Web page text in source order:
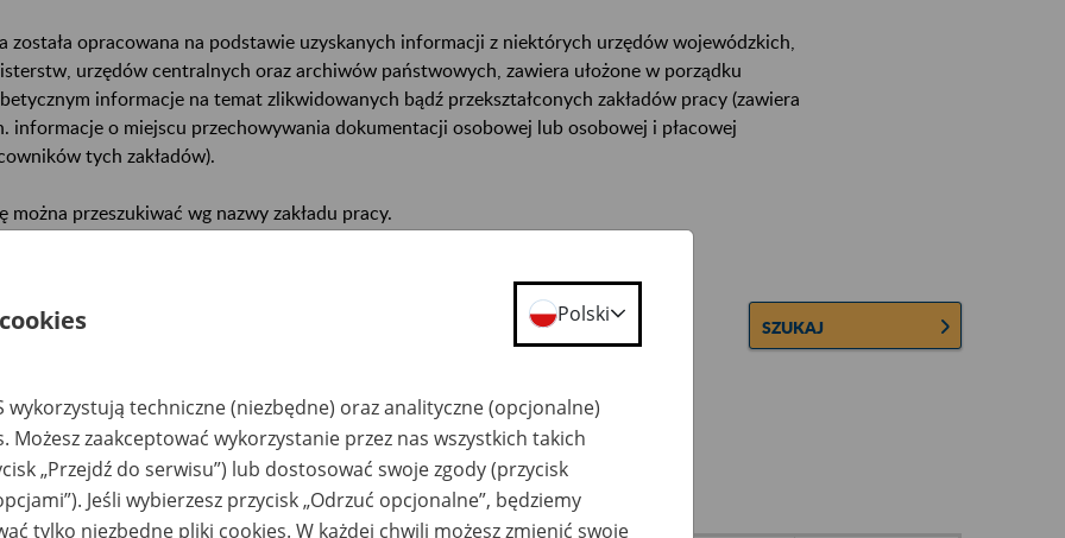
została opracowana na podstawie uzyskanych informacji z niektórych urzędów wojewódzkich,
urzędów centralnych oraz archiwów państwowych, zawiera ułożone w porządku
informacje na temat zlikwidowanych bądź przekształconych zakładów pracy (zawiera
informacje o miejscu przechowywania dokumentacji osobowej lub osobowej i płacowej
tych zakładów).
można przeszukiwać wg nazwy zakładu pracy.
zakładu pracy: SZUKAJ
Ukryj wszystkie pozycje bazy
Polski
wykorzystują techniczne (niezbędne) oraz analityczne (opcjonalne)
Możesz zaakceptować wykorzystanie przez nas wszystkich takich
„Przejdź do serwisu”) lub dostosować swoje zgody (przycisk
Jeśli wybierzesz przycisk „Odrzuć opcjonalne”, będziemy
tylko niezbędne pliki cookies. W każdej chwili możesz zmienić swoje